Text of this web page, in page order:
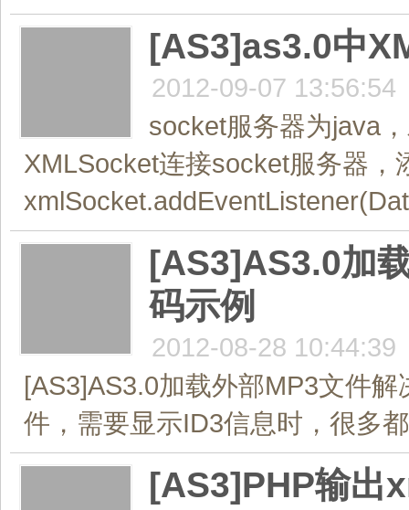
[AS3]as3.0中
2012-09-07 13:56:54
socket服务器为java
XMLSocket连接socket服务器，
[AS3]AS3.0加
码示例
2012-08-28 10:44:39
[AS3]AS3.0加载外部MP3文件
件，需要显示ID3信息时，很多
[AS3]PHP输出